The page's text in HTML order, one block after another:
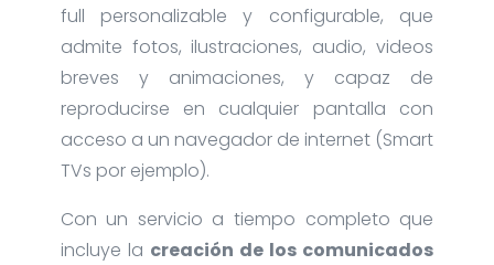
full personalizable y configurable, que
admite fotos, ilustraciones, audio, videos
breves y animaciones, y capaz de
reproducirse en cualquier pantalla con
acceso a un navegador de internet (Smart
TVs por ejemplo).
Con un servicio a tiempo completo que
incluye la creación de los comunicados